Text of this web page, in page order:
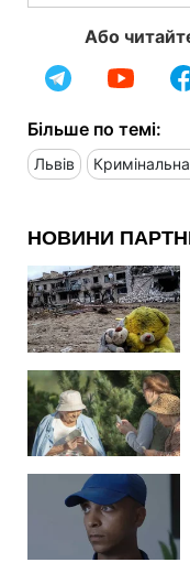
Або
Більше по темі:
Львів